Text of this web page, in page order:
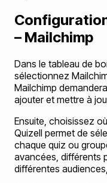
– Mailchimp
Dans le tableau de
sélectionnez
Mailchimp
ajouter et mettre à
Ensuite, choisissez
Quizell permet de
chaque quiz ou
avancées, différents
différentes